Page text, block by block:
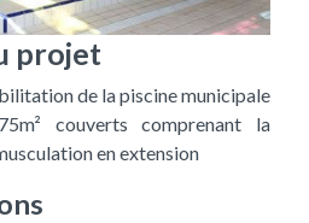
projet
de la piscine municipale
couverts comprenant la
en extension